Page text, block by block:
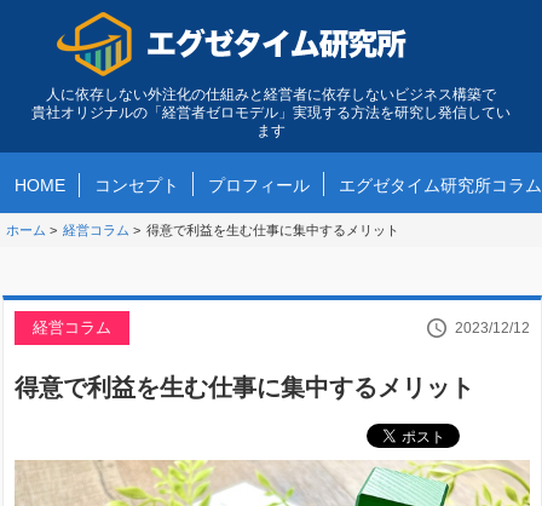
人に依存しない外注化の仕組みと経営者に依存しないビジネス構築で
貴社オリジナルの「経営者ゼロモデル」実現する方法を研究し発信してい
ます
HOME コンセプト プロフィール エグゼタイム研究所コラム
ホーム > 経営コラム > 得意で利益を生む仕事に集中するメリット
経営コラム 2023/12/12
得意で利益を生む仕事に集中するメリット